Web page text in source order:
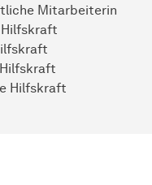
Mitarbeiterin
Hilfskraft